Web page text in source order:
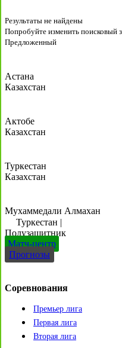
Результаты не найдены
Попробуйте изменить поисковый
Предложенный
Астана
Казахстан
Актобе
Казахстан
Туркестан
Казахстан
Мухаммедали Алмахан
Туркестан |
Полузащитник
Матч-центр
Прогнозы
Соревнования
Премьер лига
Первая лига
Вторая лига